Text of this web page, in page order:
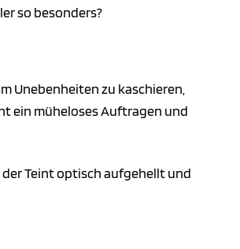
so besonders?
Unebenheiten zu kaschieren,
ein müheloses Auftragen und
Teint optisch aufgehellt und